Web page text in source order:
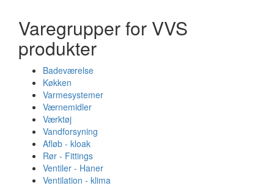
Varegrupper for VVS
produkter
Badeværelse
Køkken
Varmesystemer
Værnemidler
Værktøj
Vandforsyning
Afløb - kloak
Rør - Fittings
Ventiler - Haner
Ventilation - klima